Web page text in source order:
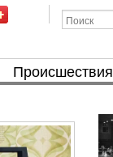
Происшествия